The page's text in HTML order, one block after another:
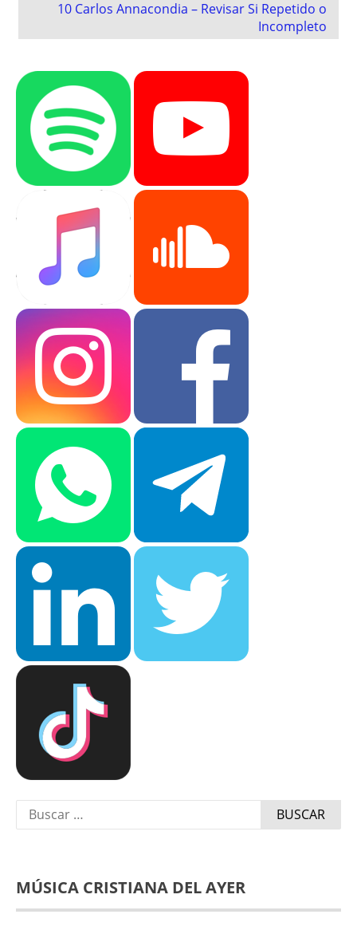
10 Carlos Annacondia – Revisar Si Repetido o
Incompleto
Buscar:
MÚSICA CRISTIANA DEL AYER